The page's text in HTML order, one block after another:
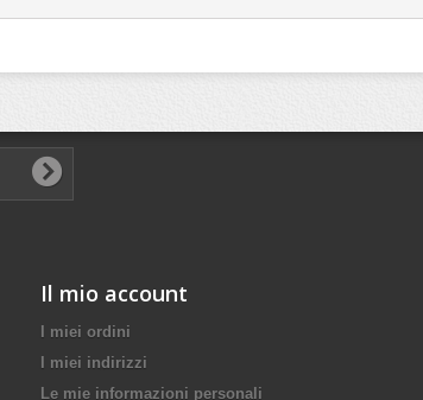
Il mio account
I miei ordini
I miei indirizzi
Le mie informazioni personali